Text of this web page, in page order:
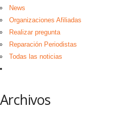
News
Organizaciones Afiliadas
Realizar pregunta
Reparación Periodistas
Todas las noticias
Archivos